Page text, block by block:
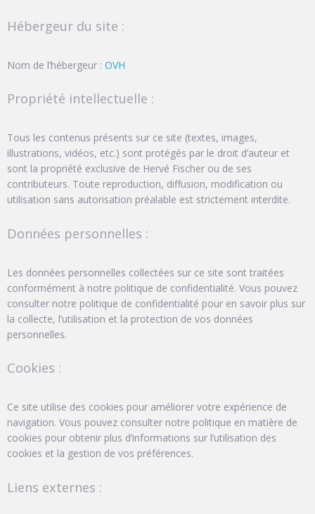
Hébergeur du site :
Nom de l’hébergeur : OVH
Propriété intellectuelle :
Tous les contenus présents sur ce site (textes, images,
illustrations, vidéos, etc.) sont protégés par le droit d’auteur et
sont la propriété exclusive de Hervé Fischer ou de ses
contributeurs. Toute reproduction, diffusion, modification ou
utilisation sans autorisation préalable est strictement interdite.
Données personnelles :
Les données personnelles collectées sur ce site sont traitées
conformément à notre politique de confidentialité. Vous pouvez
consulter notre politique de confidentialité pour en savoir plus sur
la collecte, l’utilisation et la protection de vos données
personnelles.
Cookies :
Ce site utilise des cookies pour améliorer votre expérience de
navigation. Vous pouvez consulter notre politique en matière de
cookies pour obtenir plus d’informations sur l’utilisation des
cookies et la gestion de vos préférences.
Liens externes :